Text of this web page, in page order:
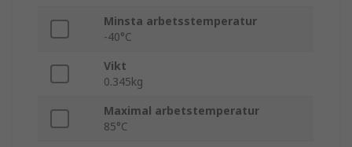
Minsta arbetsstemperatur
-40°C
Vikt
0.345kg
Maximal arbetstemperatur
85°C